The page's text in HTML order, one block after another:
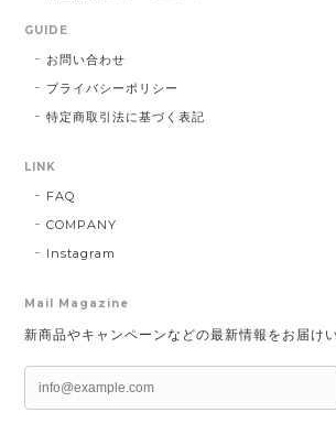
GUIDE
お問い合わせ
プライバシーポリシー
特定商取引法に基づく表記
LINK
FAQ
COMPANY
Instagram
Mail Magazine
新商品やキャンペーンなどの最新情報をお届け